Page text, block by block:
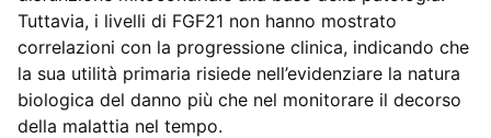
Tuttavia, i livelli di FGF21 non hanno mostrato
correlazioni con la progressione clinica, indicando che
la sua utilità primaria risiede nell’evidenziare la natura
biologica del danno più che nel monitorare il decorso
della malattia nel tempo.